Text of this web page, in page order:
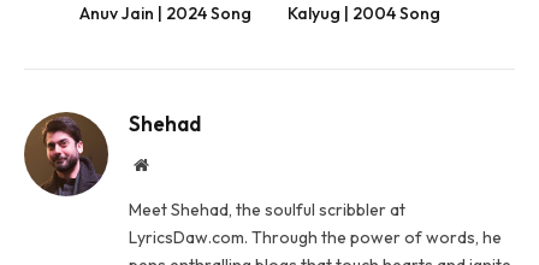
Anuv Jain | 2024 Song
Kalyug | 2004 Song
Shehad
Website
Meet Shehad, the soulful scribbler at
LyricsDaw.com. Through the power of words, he